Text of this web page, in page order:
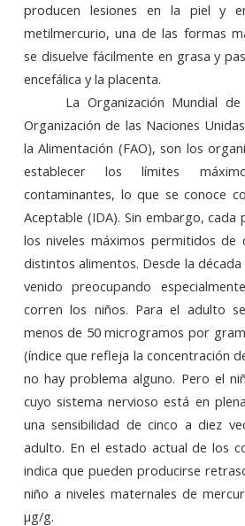
producen lesiones en la piel y
metilmercurio, una de las formas
se disuelve fácilmente en grasa y
encefálica y la placenta.
La Organización Mundial
Organización de las Naciones
la Alimentación (FAO), son los
establecer los límites
contaminantes, lo que se conoce
Aceptable (IDA). Sin embargo, cada
los niveles máximos permitidos de
distintos alimentos. Desde la década
venido preocupando
corren los niños. Para el adulto
menos de 50 microgramos por
(índice que refleja la concentración
no hay problema alguno. Pero el
cuyo sistema nervioso está en
una sensibilidad de cinco a diez
adulto. En el estado actual de los
indica que pueden producirse
niño a niveles maternales de
µg/g.